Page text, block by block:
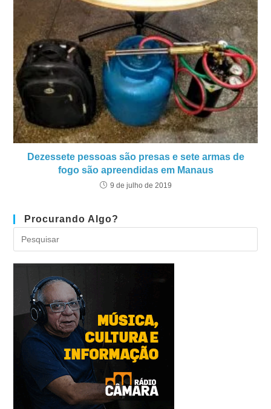
Dezessete pessoas são presas e sete armas de
fogo são apreendidas em Manaus
9 de julho de 2019
Procurando Algo?